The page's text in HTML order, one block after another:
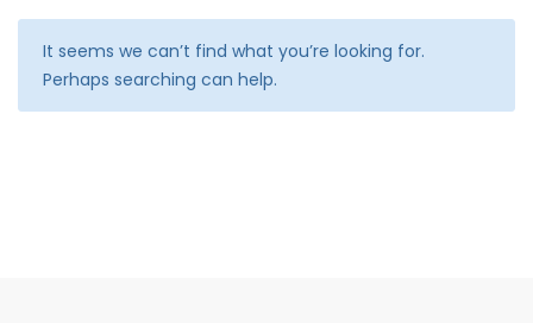
It seems we can’t find what you’re looking for.
Perhaps searching can help.